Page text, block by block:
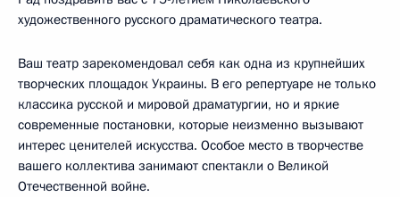
художественного русского драматического театра.
Ваш театр зарекомендовал себя как одна из крупнейших
творческих площадок Украины. В его репертуаре не только
классика русской и мировой драматургии, но и яркие
современные постановки, которые неизменно вызывают
интерес ценителей искусства. Особое место в творчестве
вашего коллектива занимают спектакли о Великой
Отечественной войне.